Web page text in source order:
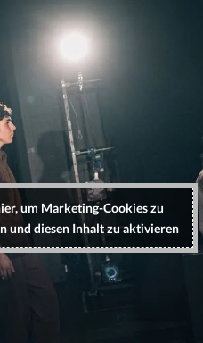
um Marketing-Cookies zu
und diesen Inhalt zu aktivieren